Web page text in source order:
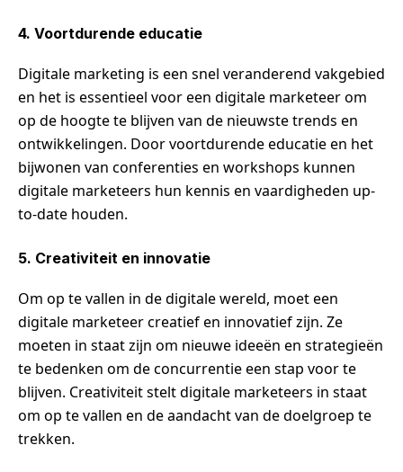
4. Voortdurende educatie
Digitale marketing is een snel veranderend vakgebied
en het is essentieel voor een digitale marketeer om
op de hoogte te blijven van de nieuwste trends en
ontwikkelingen. Door voortdurende educatie en het
bijwonen van conferenties en workshops kunnen
digitale marketeers hun kennis en vaardigheden up-
to-date houden.
5. Creativiteit en innovatie
Om op te vallen in de digitale wereld, moet een
digitale marketeer creatief en innovatief zijn. Ze
moeten in staat zijn om nieuwe ideeën en strategieën
te bedenken om de concurrentie een stap voor te
blijven. Creativiteit stelt digitale marketeers in staat
om op te vallen en de aandacht van de doelgroep te
trekken.